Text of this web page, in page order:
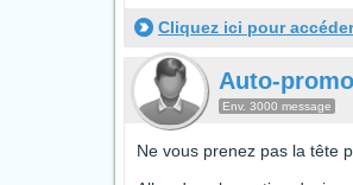
Cliquez ici pour
Auto-promo
Env. 3000 message
Ne vous prenez pas la tête